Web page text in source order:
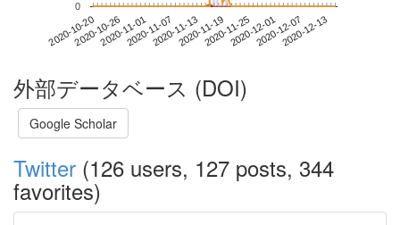
2020-10-202020-10-262020-11-012020-11-072020-11-132020-11-192020-11-252020-12-012020-12-072020-12-13
0
外部データベース (DOI)
Google Scholar
Twitter (126 users, 127 posts, 344
favorites)